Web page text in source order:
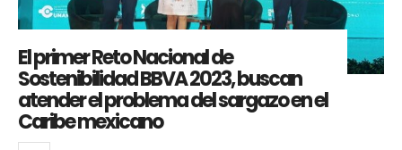
El primer Reto Nacional de
Sostenibilidad BBVA 2023, buscan
atender el problema del sargazo en el
Caribe mexicano